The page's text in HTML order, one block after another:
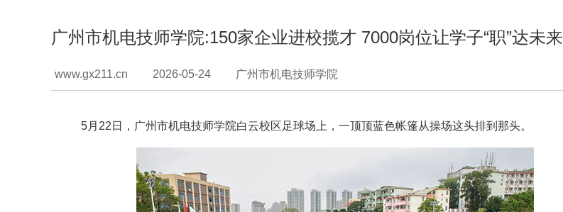
广州市机电技师学院:150家企业进校揽才 7000岗位让学子“职”达未来
www.gx211.cn 2026-05-24 广州市机电技师学院
5月22日，广州市机电技师学院白云校区足球场上，一顶顶蓝色帐篷从操场这头排到那头。